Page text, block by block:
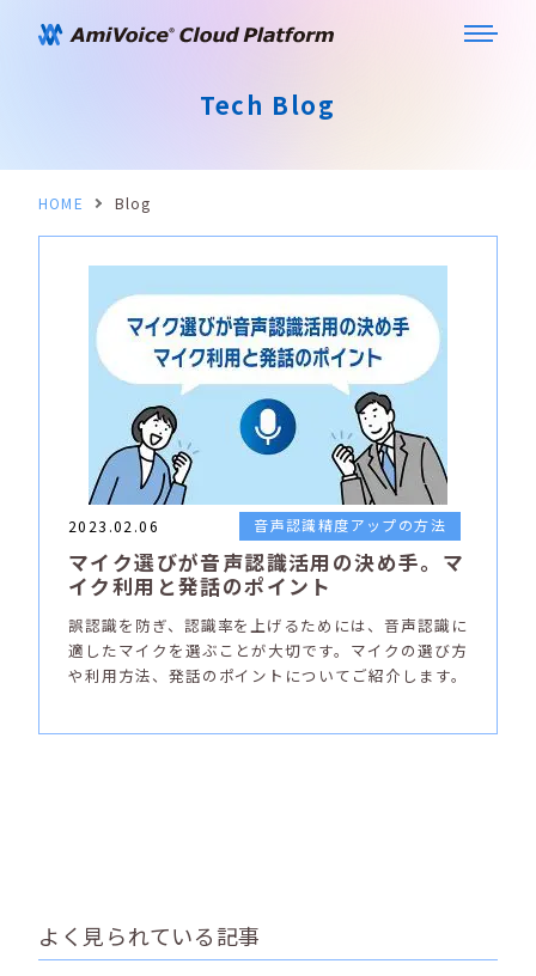
Tech Blog
HOME Blog
2023.02.06 音声認識精度アップの方法
マイク選びが音声認識活用の決め手。マ
イク利用と発話のポイント
誤認識を防ぎ、認識率を上げるためには、音声認識に
適したマイクを選ぶことが大切です。マイクの選び方
や利用方法、発話のポイントについてご紹介します。
よく見られている記事